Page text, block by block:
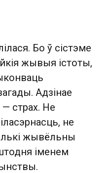
Бо ў сістэме
жывыя істоты,
Адзінае
— страх. Не
не
жывёльны
іменем